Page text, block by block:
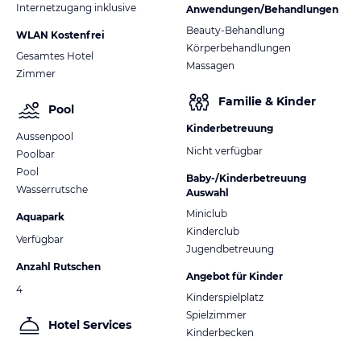
Internetzugang inklusive
WLAN Kostenfrei
Gesamtes Hotel
Zimmer
Pool
Aussenpool
Poolbar
Pool
Wasserrutsche
Aquapark
Verfügbar
Anzahl Rutschen
4
Hotel Services
Anwendungen/Behandlungen
Beauty-Behandlung
Körperbehandlungen
Massagen
Familie & Kinder
Kinderbetreuung
Nicht verfügbar
Baby-/Kinderbetreuung
Auswahl
Miniclub
Kinderclub
Jugendbetreuung
Angebot für Kinder
Kinderspielplatz
Spielzimmer
Kinderbecken